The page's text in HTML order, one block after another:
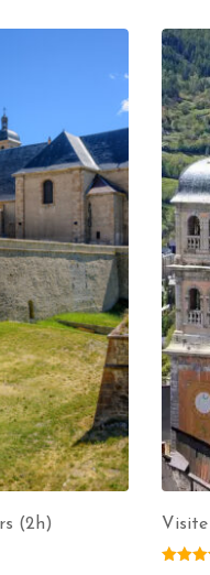
(2h) Visite